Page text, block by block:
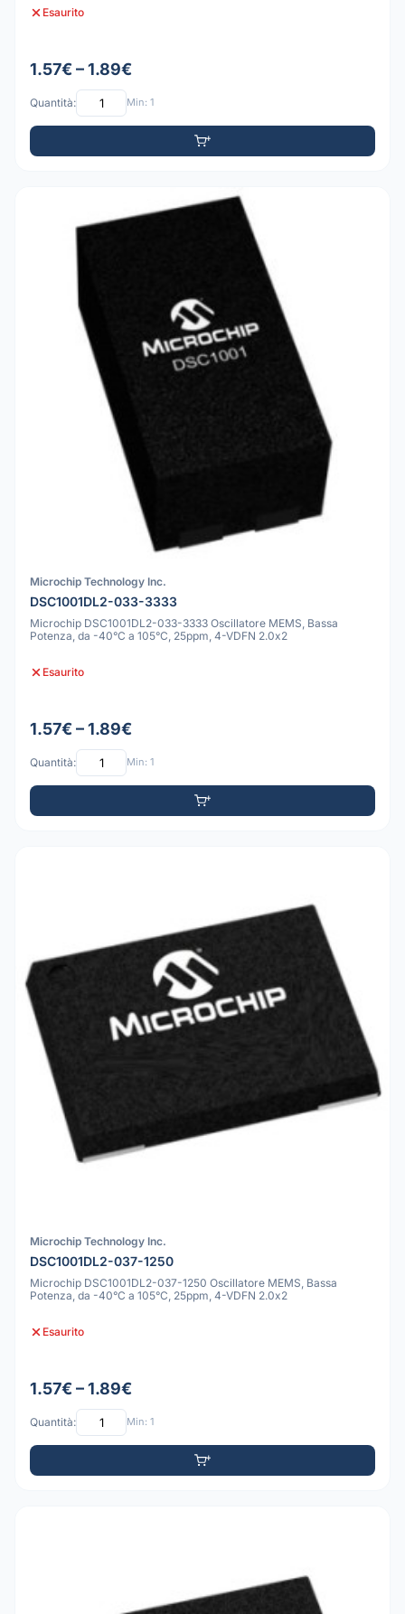
Esaurito
1.57€ – 1.89€
Quantità: Min: 1
Microchip Technology Inc.
DSC1001DL2-033-3333
Microchip DSC1001DL2-033-3333 Oscillatore MEMS, Bassa
Potenza, da -40°C a 105°C, 25ppm, 4-VDFN 2.0x2
Esaurito
1.57€ – 1.89€
Quantità: Min: 1
Microchip Technology Inc.
DSC1001DL2-037-1250
Microchip DSC1001DL2-037-1250 Oscillatore MEMS, Bassa
Potenza, da -40°C a 105°C, 25ppm, 4-VDFN 2.0x2
Esaurito
1.57€ – 1.89€
Quantità: Min: 1